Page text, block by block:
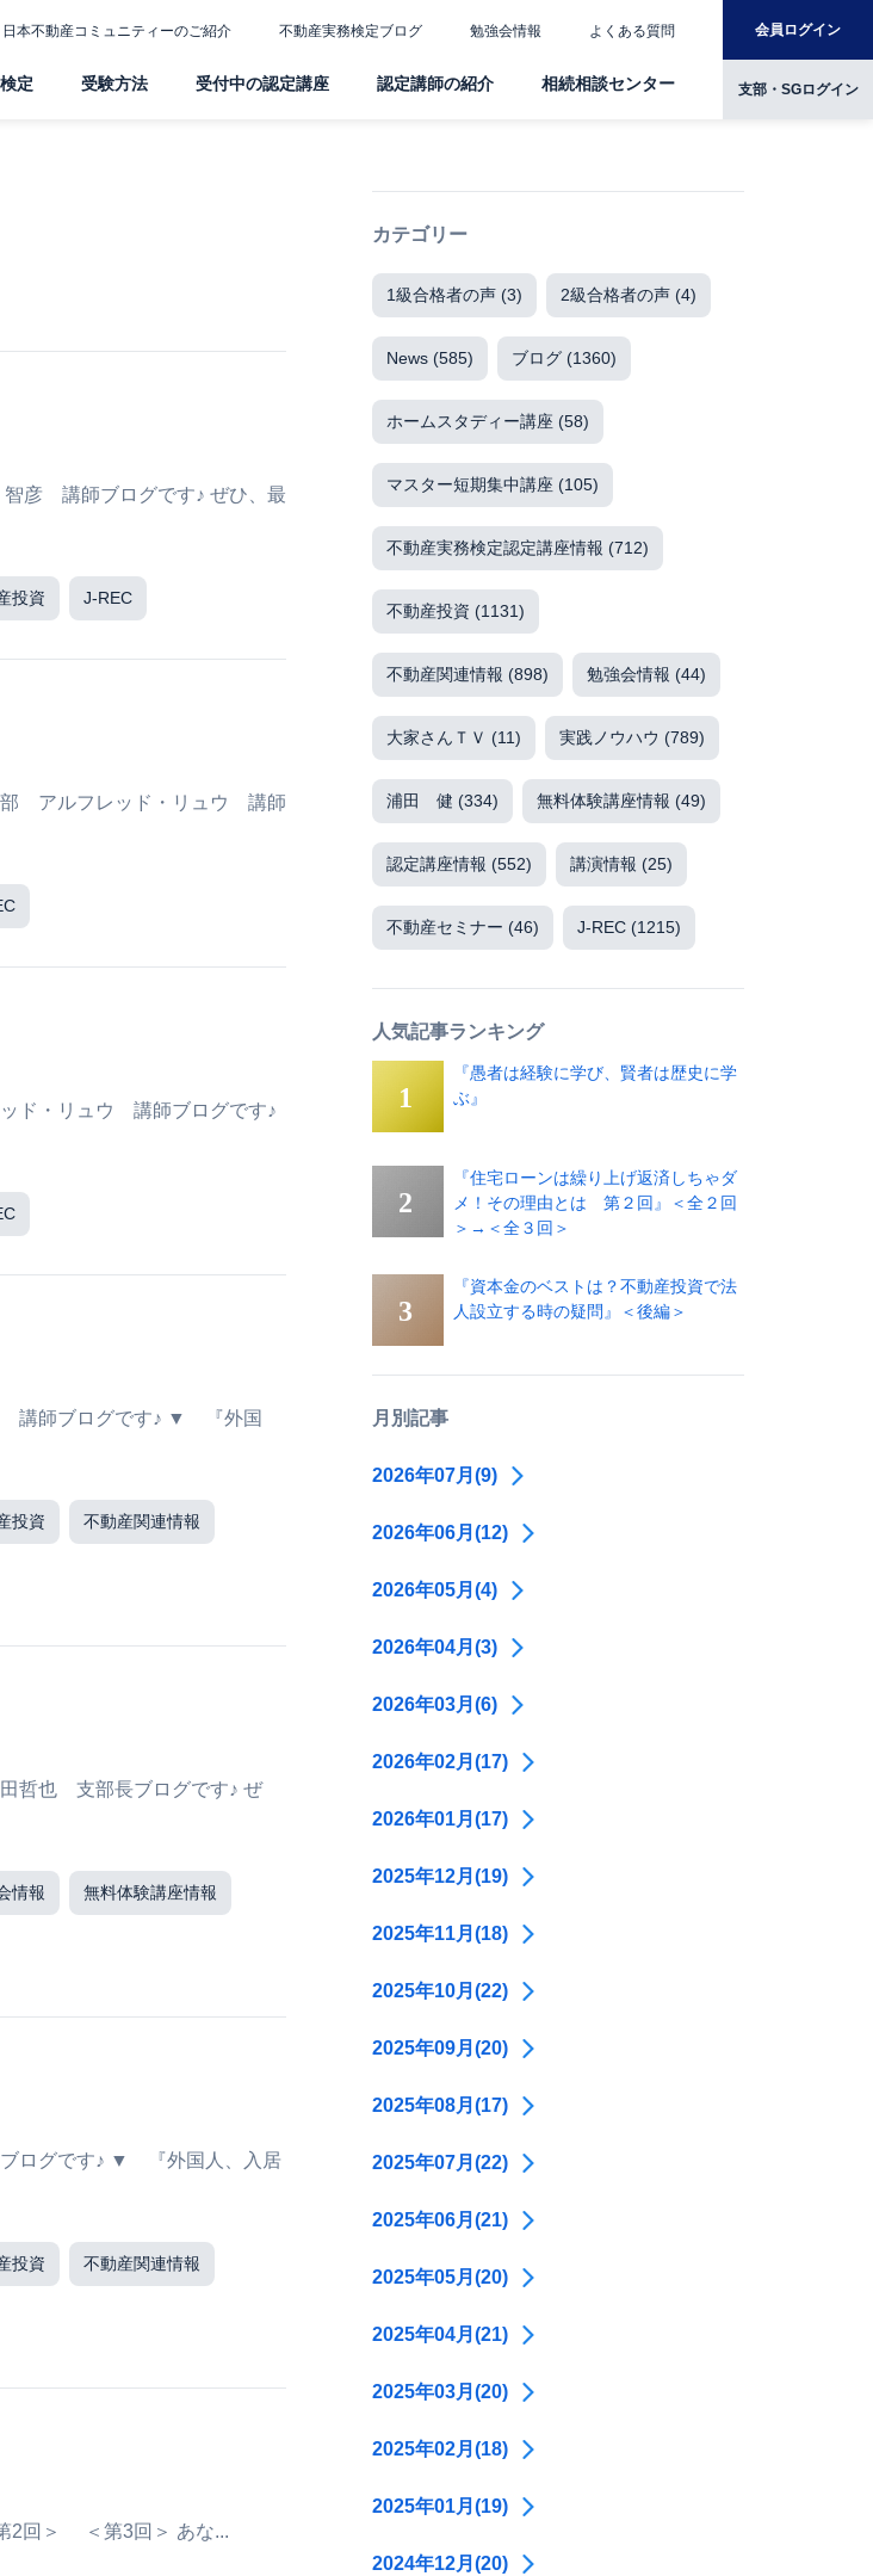
日本不動産コミュニティーのご紹介 不動産実務検定ブログ 勉強会情報 よくある質問 会員ログイン
定 受験方法 受付中の認定講座 認定講師の紹介 相続相談センター 支部・SGログイン
投資 J-REC
投資 不動産関連情報
情報 無料体験講座情報
投資 不動産関連情報
こんにちは！ J-REC事務局の平野です。 前回のブログ ➡＜第1回＞＜第2回＞ ＜第3回＞ あな...
カテゴリー
1級合格者の声 (3) 2級合格者の声 (4)
News (585) ブログ (1360)
ホームスタディー講座 (58)
マスター短期集中講座 (105)
不動産実務検定認定講座情報 (712)
不動産投資 (1131)
不動産関連情報 (898) 勉強会情報 (44)
大家さんＴＶ (11) 実践ノウハウ (789)
浦田 健 (334) 無料体験講座情報 (49)
認定講座情報 (552) 講演情報 (25)
不動産セミナー (46) J-REC (1215)
人気記事ランキング
『愚者は経験に学び、賢者は歴史に学
ぶ』
『住宅ローンは繰り上げ返済しちゃダ
メ！その理由とは 第２回』＜全２回
＞→＜全３回＞
『資本金のベストは？不動産投資で法
人設立する時の疑問』＜後編＞
月別記事
2026年07月(9)
2026年06月(12)
2026年05月(4)
2026年04月(3)
2026年03月(6)
2026年02月(17)
2026年01月(17)
2025年12月(19)
2025年11月(18)
2025年10月(22)
2025年09月(20)
2025年08月(17)
2025年07月(22)
2025年06月(21)
2025年05月(20)
2025年04月(21)
2025年03月(20)
2025年02月(18)
2025年01月(19)
2024年12月(20)